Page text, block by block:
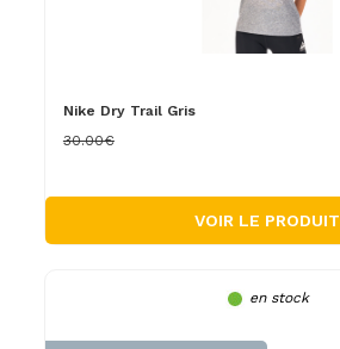
Nike Dry Trail Gris
30.00€
VOIR LE PRODUIT
en stock